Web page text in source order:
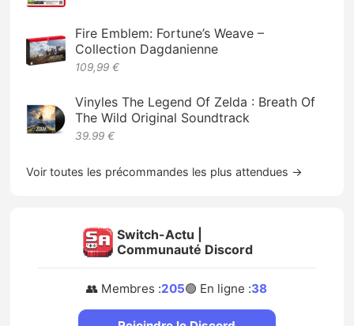
Fire Emblem: Fortune’s Weave –
Collection Dagdanienne
109,99 €
Vinyles The Legend Of Zelda : Breath Of
The Wild Original Soundtrack
39.99 €
Voir toutes les précommandes les plus attendues →
Switch-Actu |
Communauté Discord
👥 Membres :205🟢 En ligne :38